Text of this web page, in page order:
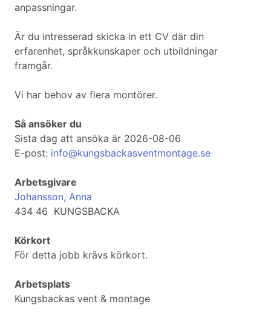
anpassningar.
Är du intresserad skicka in ett CV där din
erfarenhet, språkkunskaper och utbildningar
framgår.
Vi har behov av flera montörer.
Så ansöker du
Sista dag att ansöka är 2026-08-06
E-post: info@kungsbackasventmontage.se
Arbetsgivare
Johansson, Anna
434 46 KUNGSBACKA
Körkort
För detta jobb krävs körkort.
Arbetsplats
Kungsbackas vent & montage